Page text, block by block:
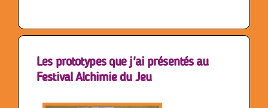
Les prototypes que j'ai présentés au
Festival Alchimie du Jeu